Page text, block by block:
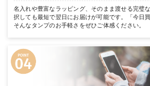
名入れや豊富なラッピング、そのまま渡せる完璧
択しても最短で翌日にお届けが可能です。「今日
そんなタンプのお手軽さをぜひご体感ください。